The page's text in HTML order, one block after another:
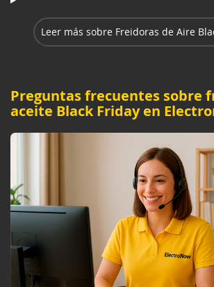
Leer más sobre Freidoras de Aire
Preguntas frecuentes sobre
aceite Black Friday en